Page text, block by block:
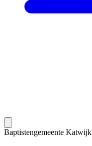
Baptistengemeente Katwijk